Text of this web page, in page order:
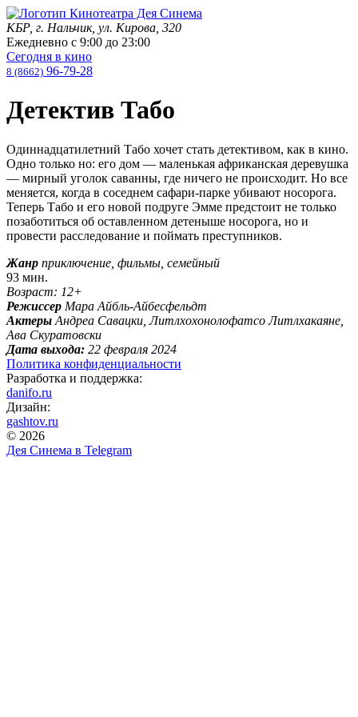
КБР, г. Нальчик, ул. Кирова, 320
Ежедневно с 9:00 до 23:00
Сегодня в кино
8 (8662) 96-79-28
Детектив Табо
Одиннадцатилетний Табо хочет стать детективом, как в кино.
Одно только но: его дом — маленькая африканская деревушка
— мирный уголок саванны, где ничего не происходит. Но все
меняется, когда в соседнем сафари-парке убивают носорога.
Теперь Табо и его новой подруге Эмме предстоит не только
позаботиться об оставленном детеныше носорога, но и
провести расследование и поймать преступников.
Жанр приключение, фильмы, семейный
93 мин.
Возраст: 12+
Режиссер Мара Айбль-Айбесфельдт
Актеры Андреа Савацки, Литлхохонолофатсо Литлхакаяне,
Ава Скуратовски
Дата выхода: 22 февраля 2024
Политика конфиденциальности
Разработка и поддержка:
danifo.ru
Дизайн:
gashtov.ru
© 2026
Дея Синема в Telegram